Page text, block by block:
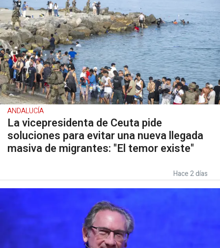
ANDALUCÍA
La vicepresidenta de Ceuta pide
soluciones para evitar una nueva llegada
masiva de migrantes: "El temor existe"
Hace 2 días